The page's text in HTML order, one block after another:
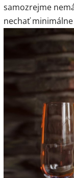
samozrejme
nechať